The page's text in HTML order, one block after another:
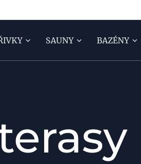
SAUNY BAZÉNY